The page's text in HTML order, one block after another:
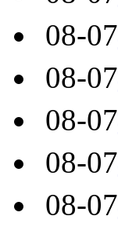
08-07
08-07
08-07
08-07
08-07